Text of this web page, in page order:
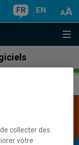
FR EN
programme est
collecter des
votre